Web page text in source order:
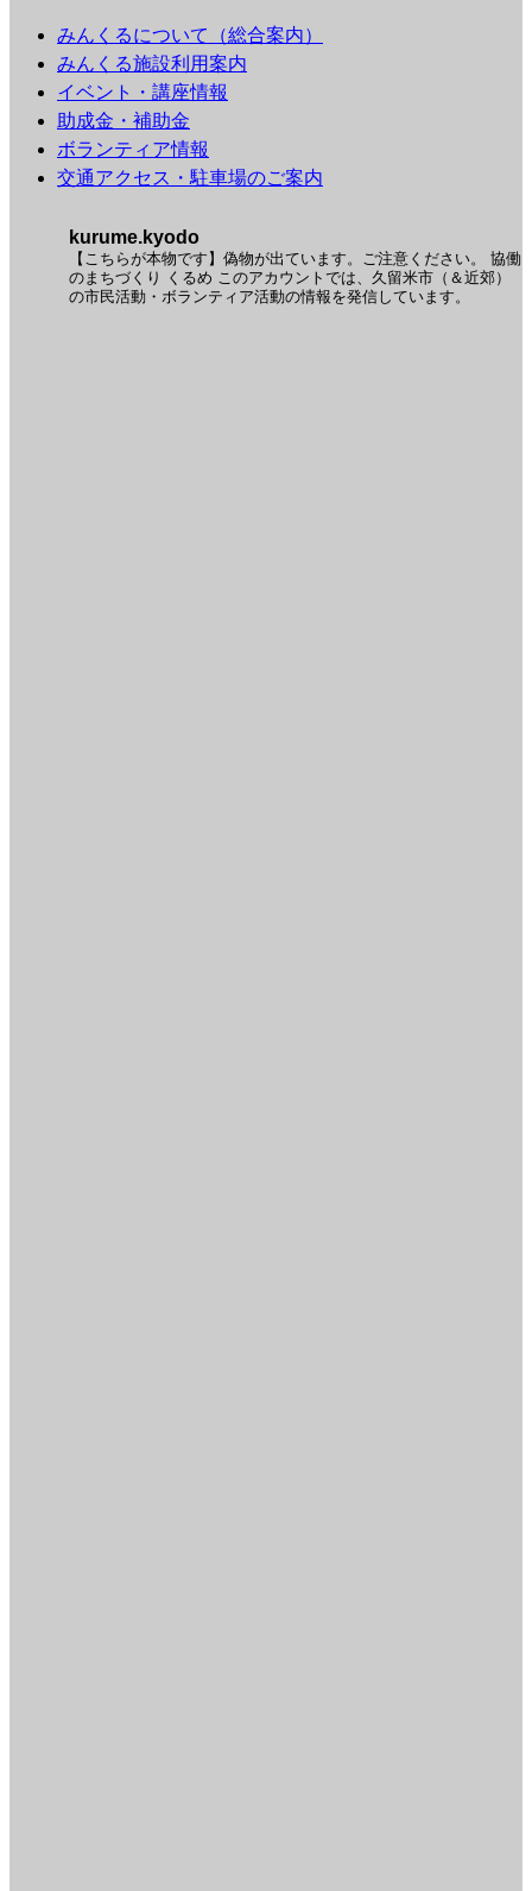
みんくるについて（総合案内）
みんくる施設利用案内
イベント・講座情報
助成金・補助金
ボランティア情報
交通アクセス・駐車場のご案内
kurume.kyodo
【こちらが本物です】偽物が出ています。ご注意ください。
協働
のまちづくり くるめ このアカウントでは、久留米市（＆近郊）
の市民活動・ボランティア活動の情報を発信しています。